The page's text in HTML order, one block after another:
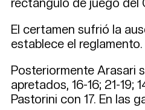
rectángulo de juego del
El certamen sufrió la
establece el reglamento.
Posteriormente Arasari
apretados, 16-16; 21-
Pastorini con 17. En las